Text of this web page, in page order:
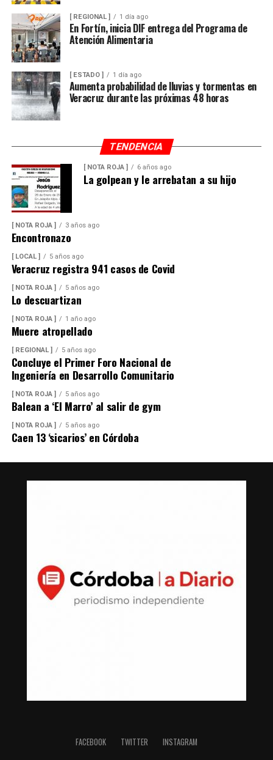
[ REGIONAL ] 1 día ago
En Fortín, inicia DIF entrega del Programa de
Atención Alimentaria
[ ESTADO ] 1 día ago
Aumenta probabilidad de lluvias y tormentas en
Veracruz durante las próximas 48 horas
TENDENCIA
[ NOTA ROJA ] 6 años ago
La golpean y le arrebatan a su hijo
[ NOTA ROJA ] 3 años ago
Encontronazo
[ LOCAL ] 5 años ago
Veracruz registra 941 casos de Covid
[ NOTA ROJA ] 5 años ago
Lo descuartizan
[ NOTA ROJA ] 1 año ago
Muere atropellado
[ REGIONAL ] 5 años ago
Concluye el Primer Foro Nacional de
Ingeniería en Desarrollo Comunitario
[ NOTA ROJA ] 5 años ago
Balean a ‘El Marro’ al salir de gym
[ NOTA ROJA ] 5 años ago
Caen 13 ‘sicarios’ en Córdoba
FACEBOOK TWITTER INSTAGRAM